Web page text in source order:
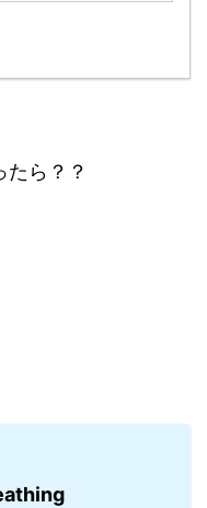
ら？？